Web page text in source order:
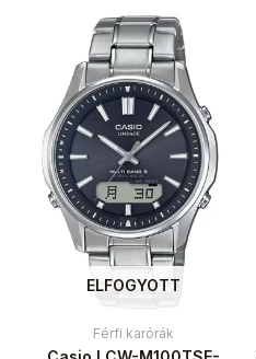
ELFOGYOTT
Férfi karórák